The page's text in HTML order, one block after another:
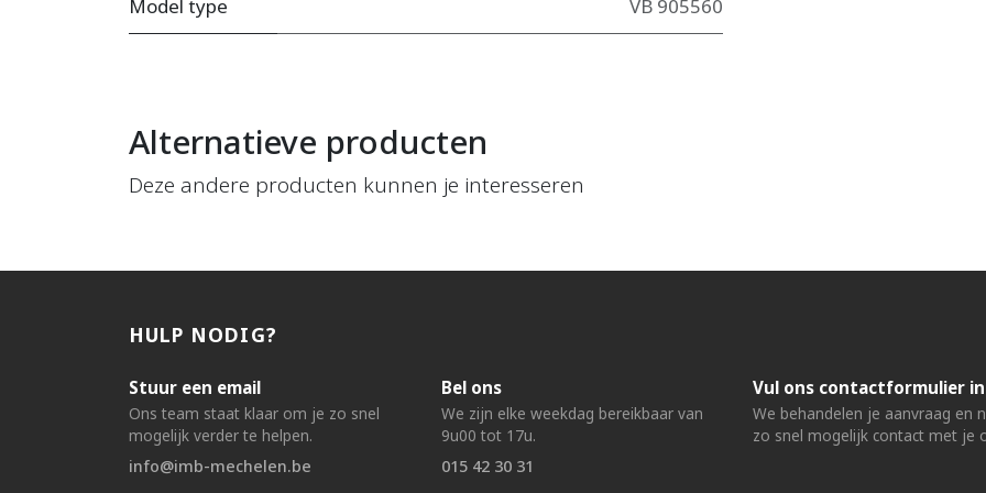
Model type VB 905560
Alternatieve producten
Deze andere producten kunnen je interesseren
HULP NODIG?
Stuur een email
Ons team staat klaar om je zo snel
mogelijk verder te helpen.
info@imb-mechelen.be
Bel ons
We zijn elke weekdag bereikbaar van
9u00 tot 17u.
015 42 30 31
Vul ons contactformulier in
We behandelen je aanvraag en
zo snel mogelijk contact met je